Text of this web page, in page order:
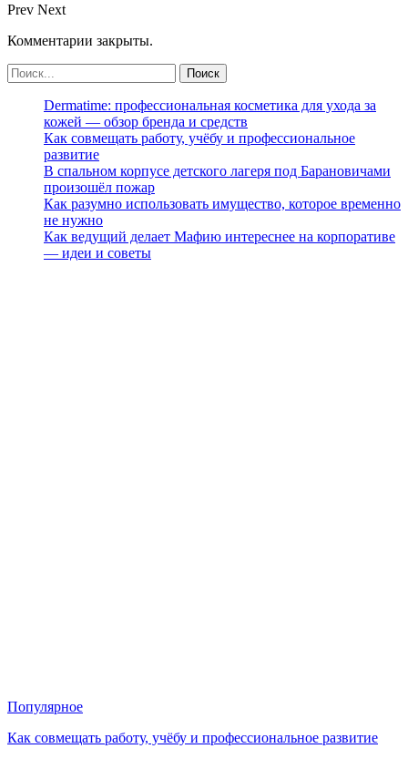
Prev Next
Комментарии закрыты.
Dermatime: профессиональная косметика для ухода за
кожей — обзор бренда и средств
Как совмещать работу, учёбу и профессиональное
развитие
В спальном корпусе детского лагеря под Барановичами
произошёл пожар
Как разумно использовать имущество, которое временно
не нужно
Как ведущий делает Мафию интереснее на корпоративе
— идеи и советы
Популярное
Как совмещать работу, учёбу и профессиональное развитие